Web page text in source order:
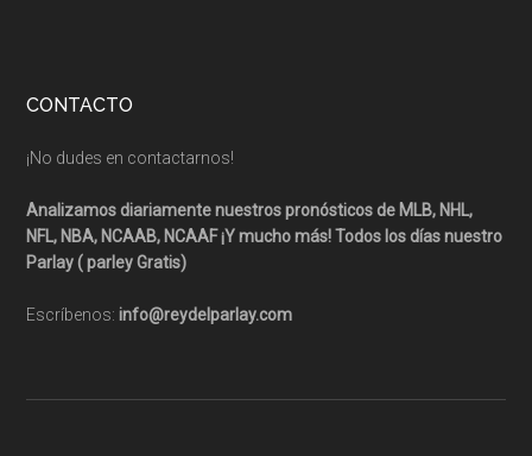
CONTACTO
¡No dudes en contactarnos!
Analizamos diariamente nuestros pronósticos de MLB, NHL,
NFL, NBA, NCAAB, NCAAF ¡Y mucho más! Todos los días nuestro
Parlay ( parley Gratis)
Escríbenos:info@reydelparlay.com